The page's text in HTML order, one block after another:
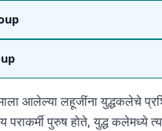
आलेल्या लहूजींना युद्धकलेचे
पराकर्मी पुरुष होते, युद्ध कलेमध्ये